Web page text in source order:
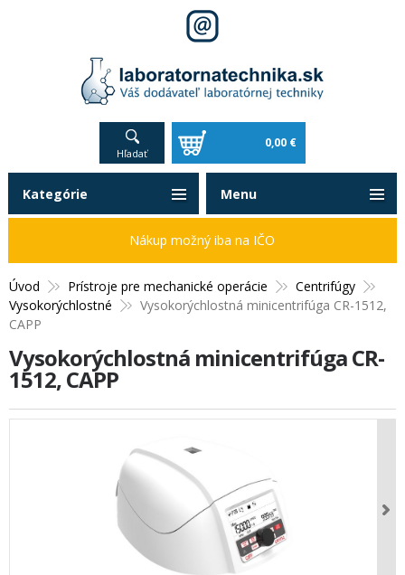
Hľadať
0,00 €
Úvod Prístroje pre mechanické operácie
Centrifúgy
Vysokorýchlostné
Vysokorýchlostná minicentrifúga CR-1512,
CAPP
Vysokorýchlostná minicentrifúga CR-
1512, CAPP
Kategórie
Nákup možný iba na IČO
Menu